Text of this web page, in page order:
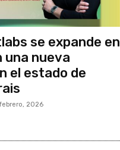
se expande en
una nueva
el estado de
2026